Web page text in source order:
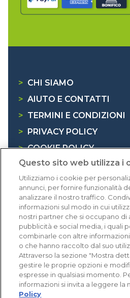
> CHI SIAMO
> AIUTO E CONTATTI
> TERMINI E CONDIZIONI
>
PRIVACY POLICY
> COOKIE POLICY
> INFORMATIVA RAEE
Dicono di noi
1.640 recensioni
Eccellente (4,8)
Acquisti verificati
Questo sito web utilizza i
Utilizziamo i cookie per
annunci, per fornire funzionalità
analizzare il nostro traffico.
informazioni sul modo in cui
nostri partner che si occupano di
pubblicità e social media, i quali
combinarle con altre
o che hanno raccolto dal suo
Attraverso la sezione "Mostra
gestire le proprie opzioni e
espresse in qualsiasi momento.
informazioni si invita a leggere la
Policy